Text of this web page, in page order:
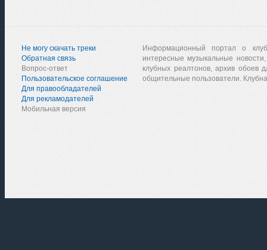
Не могу скачать треки
Обратная связь
Вопрос-ответ
Пользовательское соглашение
Для правообладателей
Для рекламодателей
Мобильная версия
Информационный портал о
интересные музыкальные
клубных реалтонов, архив обоев
общительные пользователи.